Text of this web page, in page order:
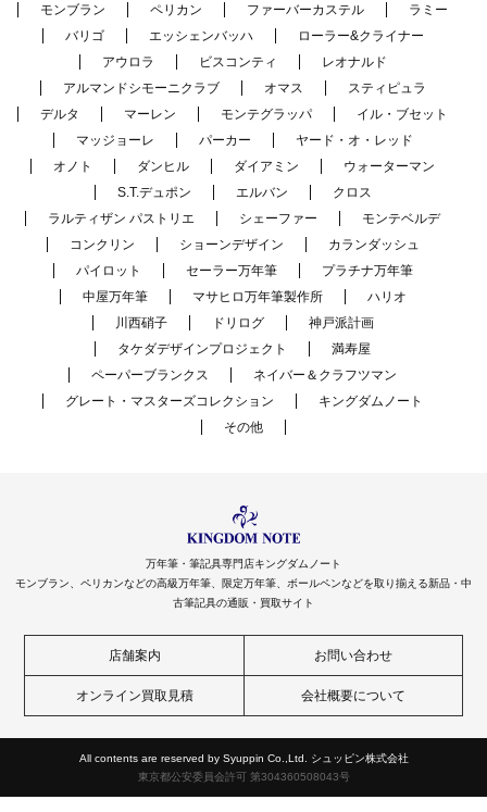
モンブラン
ペリカン ファーバーカステル
ラミー
バリゴ
エッシェンバッハ
ローラー&クライナー
アウロラ
ビスコンティ
レオナルド
アルマンドシモーニクラブ
オマス
スティピュラ
デルタ
マーレン モンテグラッパ
イル・ブセット
マッジョーレ
パーカー
ヤード・オ・レッド
オノト
ダンヒル ダイアミン
ウォーターマン
S.T.デュポン
エルバン
クロス
ラルティザン パストリエ
シェーファー
モンテベルデ
コンクリン
ショーンデザイン
カランダッシュ
パイロット
セーラー万年筆
プラチナ万年筆
中屋万年筆
マサヒロ万年筆製作所
ハリオ
川西硝子
ドリログ
神戸派計画
タケダデザインプロジェクト
満寿屋
ペーパーブランクス
ネイバー＆クラフツマン
グレート・マスターズコレクション
キングダムノート
その他
万年筆・筆記具専門店キングダムノート
モンブラン、ペリカンなどの高級万年筆、限定万年筆、ボールペンなどを取り揃える新品・中
古筆記具の通販・買取サイト
店舗案内 お問い合わせ
オンライン買取見積 会社概要について
All contents are reserved by Syuppin Co.,Ltd. シュッピン株式会社
東京都公安委員会許可 第304360508043号